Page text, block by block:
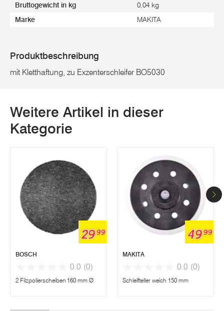
Bruttogewicht in kg 0,04 kg
Marke MAKITA
Produktbeschreibung
mit Kletthaftung, zu Exzenterschleifer BO5030
Weitere Artikel in dieser
Kategorie
2999
BOSCH
0.0 (0)
2 Filzpolierscheiben 160 mm Ø
4999
MAKITA
0.0 (0)
Schleifteller weich 150 mm